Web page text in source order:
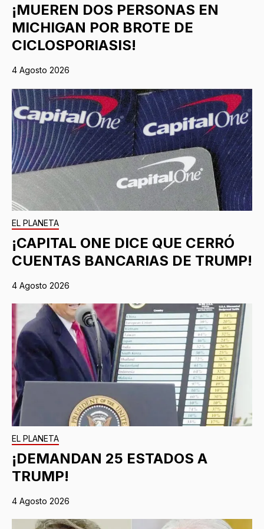
¡MUEREN DOS PERSONAS EN
MICHIGAN POR BROTE DE
CICLOSPORIASIS!
4 Agosto 2026
EL PLANETA
¡CAPITAL ONE DICE QUE CERRÓ
CUENTAS BANCARIAS DE TRUMP!
4 Agosto 2026
EL PLANETA
¡DEMANDAN 25 ESTADOS A
TRUMP!
4 Agosto 2026